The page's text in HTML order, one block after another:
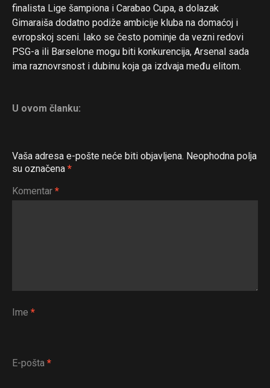
finalista Lige šampiona i Carabao Cupa, a dolazak
Gimaraiša dodatno podiže ambicije kluba na domaćoj i
evropskoj sceni. Iako se često pominje da vezni redovi
PSG-a ili Barselone mogu biti konkurencija, Arsenal sada
ima raznovrsnost i dubinu koja ga izdvaja među elitom.
U ovom članku:
Vaša adresa e-pošte neće biti objavljena. Neophodna polja
su označena *
Komentar *
Ime *
E-pošta *